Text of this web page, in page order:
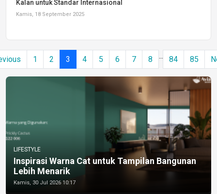
Kalan untuk Standar Internasional
Kamis, 18 September 2025
1 2 3 4 5 6 7 8 ... 84 85
LIFESTYLE
Inspirasi Warna Cat untuk Tampilan Bangunan
Lebih Menarik
Kamis, 30 Jul 2026 10:17